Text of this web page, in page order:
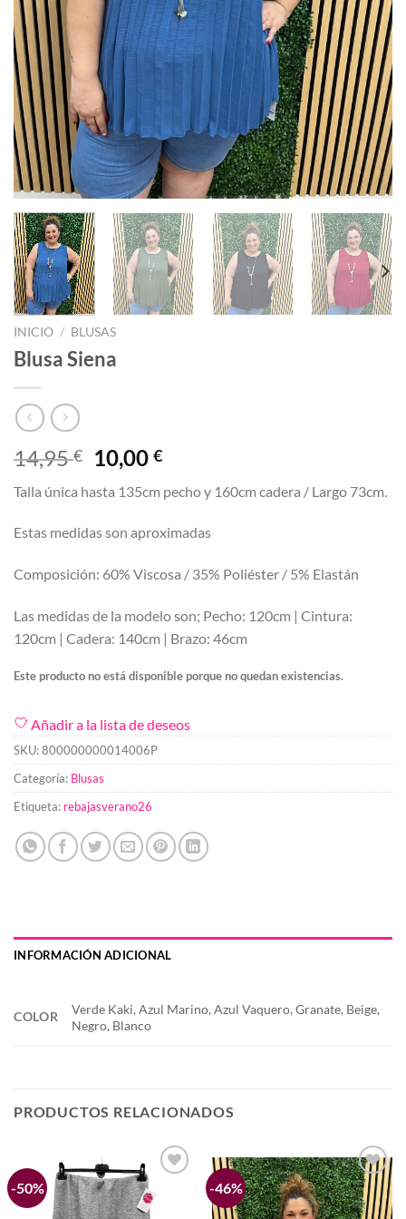
INICIO / BLUSAS
Blusa Siena
14,95€
El
precio
original
14,95 €.
10,00€El
actual
es:
10,00 €.
Talla única hasta 135cm pecho y 160cm cadera / Largo 73cm.
Estas medidas son aproximadas
Composición: 60% Viscosa / 35% Poliéster / 5% Elastán
Las medidas de la modelo son; Pecho: 120cm | Cintura:
120cm | Cadera: 140cm | Brazo: 46cm
Este producto no está disponible porque no quedan existencias.
Añadir a la lista de deseos
SKU:800000000014006P
Categoría: Blusas
Etiqueta: rebajasverano26
INFORMACIÓN ADICIONAL
COLOR
Verde Kaki, Azul Marino, Azul Vaquero, Granate, Beige,
Negro, Blanco
PRODUCTOS RELACIONADOS
-50% -46%
Añadir
a la
lista de